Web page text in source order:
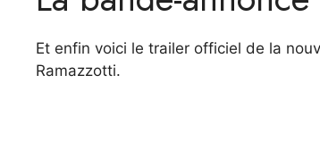
Et enfin voici le trailer officiel de la
Ramazzotti.